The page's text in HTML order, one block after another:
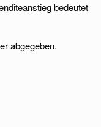
bedeutet
abgegeben.